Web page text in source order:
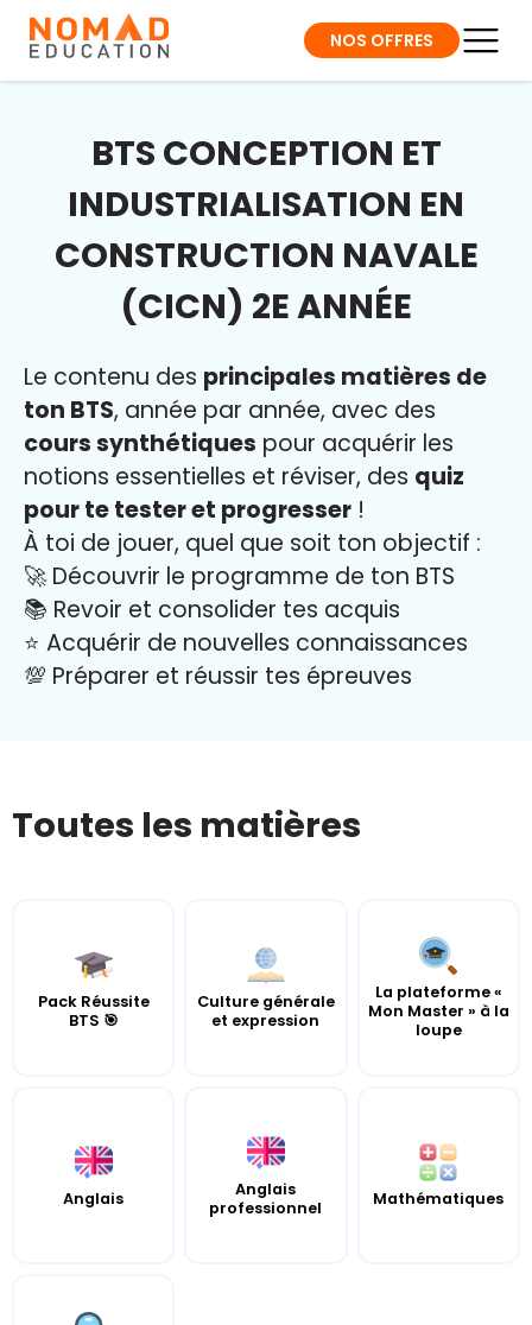
NOS OFFRES
BTS CONCEPTION ET
INDUSTRIALISATION EN
CONSTRUCTION NAVALE
(CICN) 2E ANNÉE
Le contenu des principales matières de
ton BTS, année par année, avec des
cours synthétiques pour acquérir les
notions essentielles et réviser, des quiz
pour te tester et progresser !
À toi de jouer, quel que soit ton objectif :
🚀 Découvrir le programme de ton BTS
📚 Revoir et consolider tes acquis
⭐️ Acquérir de nouvelles connaissances
💯 Préparer et réussir tes épreuves
Toutes les matières
Pack Réussite
BTS 🎯
Culture générale
et expression
La plateforme «
Mon Master » à la
loupe
Anglais
Anglais
professionnel
Mathématiques